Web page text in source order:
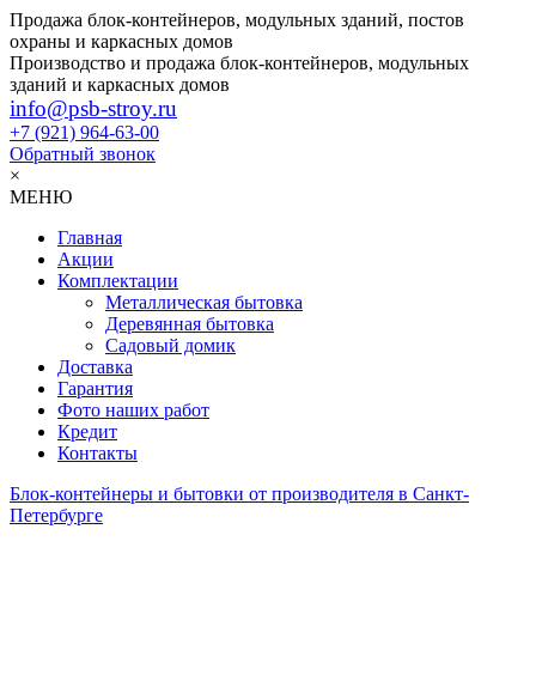
Продажа блок-контейнеров, модульных зданий, постов
охраны и каркасных домов
Производство и продажа блок-контейнеров, модульных
зданий и каркасных домов
info@psb-stroy.ru
+7 (921) 964-63-00
Обратный звонок
×
МЕНЮ
Главная
Акции
Комплектации
Металлическая бытовка
Деревянная бытовка
Садовый домик
Доставка
Гарантия
Фото наших работ
Кредит
Контакты
Блок-контейнеры и бытовки от производителя в Санкт-
Петербурге